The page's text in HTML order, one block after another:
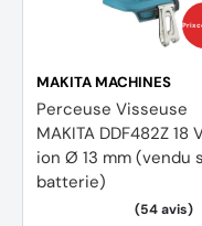
Entrée USB pour
Pratique : Poignée
Caractéristiques
Prix
MAKITA MACHINES
Perceuse Visseuse
MAKITA DDF482Z 18
ion Ø 13 mm (vendu
batterie)